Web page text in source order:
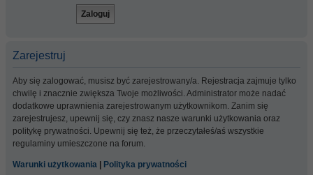
Zarejestruj
Aby się zalogować, musisz być zarejestrowany/a. Rejestracja zajmuje tylko
chwilę i znacznie zwiększa Twoje możliwości. Administrator może nadać
dodatkowe uprawnienia zarejestrowanym użytkownikom. Zanim się
zarejestrujesz, upewnij się, czy znasz nasze warunki użytkowania oraz
politykę prywatności. Upewnij się też, że przeczytałeś/aś wszystkie
regulaminy umieszczone na forum.
Warunki użytkowania Polityka prywatności